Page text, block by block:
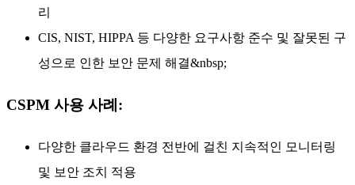
리
CIS, NIST, HIPPA 등 다양한 요구사항 준수 및 잘못된 구
성으로 인한 보안 문제 해결&nbsp;
CSPM 사용 사례:
다양한 클라우드 환경 전반에 걸친 지속적인 모니터링
및 보안 조치 적용